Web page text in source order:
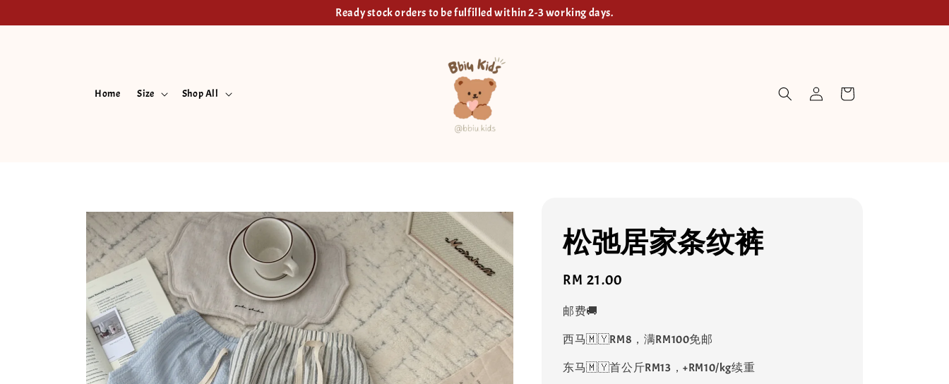
Ready stock orders to be fulfilled within 2-3 working days.
Home Size Shop All
松弛居家条纹裤
Regular
price
RM 21.00
邮费🚚
西马🇲🇾RM8，满RM100免邮
东马🇲🇾首公斤RM13，+RM10/kg续重